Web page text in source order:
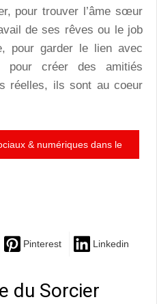
pour trouver l’âme sœur
de ses rêves ou le job
pour garder le lien avec
pour créer des amitiés
réelles, ils sont au coeur
& numériques dans le
Pinterest Linkedin
du Sorcier